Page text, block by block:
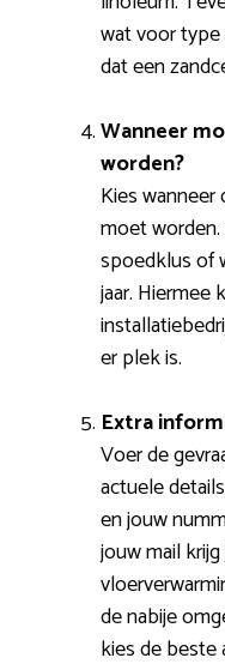
wat voor
dat een
Wanneer
worden?
Kies
moet
spoedklus of
jaar. Hiermee
er plek is.
Extra
Voer de
actuele
en jouw
jouw mail
de nabije
kies de beste